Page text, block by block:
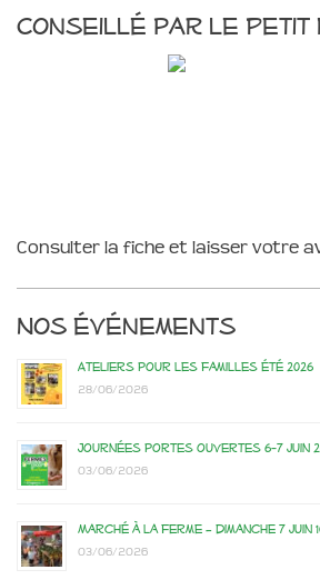
Conseillé par le Petit
Consulter la fiche et laisser votre
Nos événements
Ateliers pour les familles été 2026
28/06/2026
Journées portes ouvertes 6-7 juin
03/06/2026
Marché à la ferme – dimanche 7 juin
03/06/2026